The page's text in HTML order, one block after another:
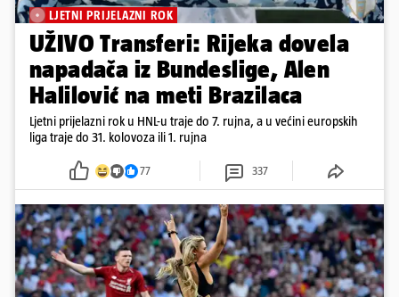
LJETNI PRIJELAZNI ROK
UŽIVO Transferi: Rijeka dovela
napadača iz Bundeslige, Alen
Halilović na meti Brazilaca
Ljetni prijelazni rok u HNL-u traje do 7. rujna, a u većini europskih
liga traje do 31. kolovoza ili 1. rujna
77 337